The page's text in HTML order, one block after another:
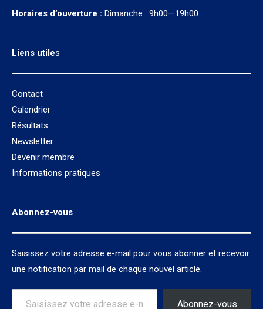
Horaires d’ouverture : Dimanche : 9h00—19h00
Liens utiles
Contact
Calendrier
Résultats
Newsletter
Devenir membre
Informations pratiques
Abonnez-vous
Saisissez votre adresse e-mail pour vous abonner et recevoir
une notification par mail de chaque nouvel article.
Saisissez votre adresse e-mail…
Abonnez-vous